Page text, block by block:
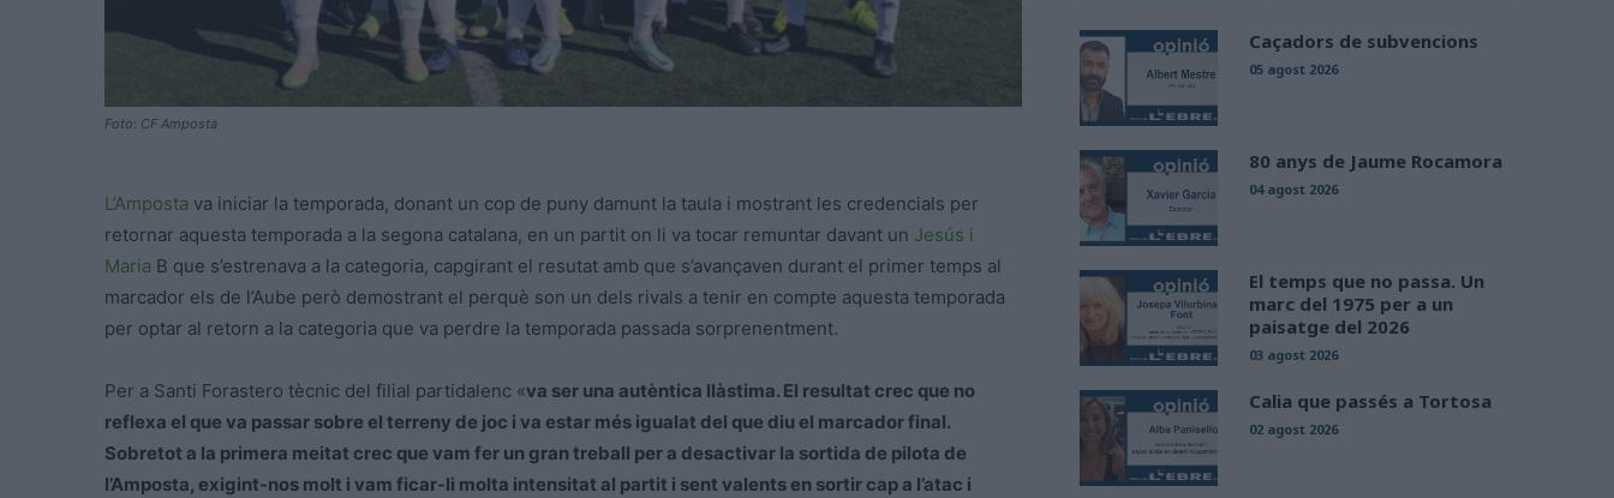
Foto: CF Amposta
L’Amposta va iniciar la temporada, donant un cop de puny damunt la taula i mostrant les credencials per
retornar aquesta temporada a la segona catalana, en un partit on li va tocar remuntar davant un Jesús i
Maria B que s’estrenava a la categoria, capgirant el resutat amb que s’avançaven durant el primer temps al
marcador els de l’Aube però demostrant el perquè son un dels rivals a tenir en compte aquesta temporada
per optar al retorn a la categoria que va perdre la temporada passada sorprenentment.
Per a Santi Forastero tècnic del filial partidalenc «va ser una autèntica llàstima. El resultat crec que no
reflexa el que va passar sobre el terreny de joc i va estar més igualat del que diu el marcador final.
Sobretot a la primera meitat crec que vam fer un gran treball per a desactivar la sortida de pilota de
l’Amposta, exigint-nos molt i vam ficar-li molta intensitat al partit i sent valents en sortir cap a l’atac i
Caçadors de subvencions
05 agost 2026
80 anys de Jaume Rocamora
04 agost 2026
El temps que no passa. Un
marc del 1975 per a un
paisatge del 2026
03 agost 2026
Calia que passés a Tortosa
02 agost 2026